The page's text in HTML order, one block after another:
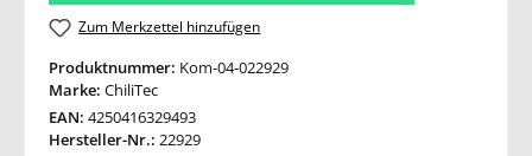
Zum Merkzettel hinzufügen
Produktnummer: Kom-04-022929
Marke: ChiliTec
EAN: 4250416329493
Hersteller-Nr.: 22929